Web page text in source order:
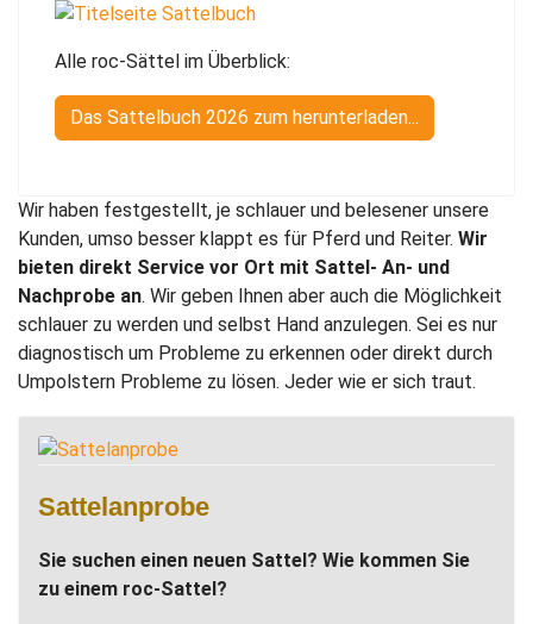
Alle roc-Sättel im Überblick:
Das Sattelbuch 2026 zum herunterladen...
Wir haben festgestellt, je schlauer und belesener unsere
Kunden, umso besser klappt es für Pferd und Reiter. Wir
bieten direkt Service vor Ort mit Sattel- An- und
Nachprobe an. Wir geben Ihnen aber auch die Möglichkeit
schlauer zu werden und selbst Hand anzulegen. Sei es nur
diagnostisch um Probleme zu erkennen oder direkt durch
Umpolstern Probleme zu lösen. Jeder wie er sich traut.
Sattelanprobe
Sie suchen einen neuen Sattel? Wie kommen Sie
zu einem roc-Sattel?